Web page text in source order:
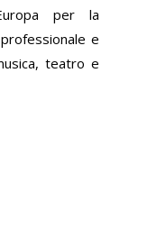
per la
e
teatro e